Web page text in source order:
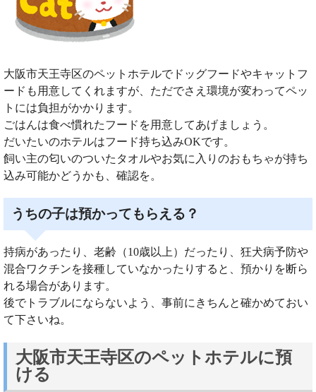
大阪市天王寺区のペットホテルでドッグフードやキャットフ
ードも用意してくれますが、ただでさえ環境が変わってペッ
トには負担がかかります。
ごはんは食べ慣れたフードを用意してあげましょう。
だいたいのホテルはフード持ち込みOKです。
飼い主の匂いのついたタオルやお気に入りのおもちゃが持ち
込み可能かどうかも、確認を。
うちの子は預かってもらえる？
持病があったり、老齢（10歳以上）だったり、狂犬病予防や
混合ワクチンを接種していなかったりすると、預かりを断ら
れる場合があります。
後でトラブルにならないよう、事前にきちんと確かめておい
て下さいね。
大阪市天王寺区のペットホテルに預
ける